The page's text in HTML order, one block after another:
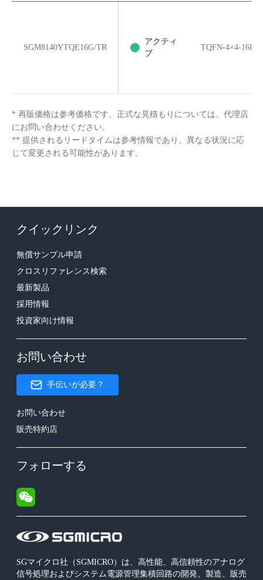
SGM8140YTQE16G/TR
アクティ
ブ
TQFN-4×4-16L
* 再販価格は参考価格です。正式な見積もりについては、代理店
にお問い合わせください。
** 提供されるリードタイムは参考情報であり、異なる状況に応
じて変更される可能性があります。
SGマイクロ社（SGMICRO）は、高性能、高信頼性のアナログ
信号処理およびシステム電源管理集積回路の開発、製造、販売
クイックリンク
無償サンプル申請
クロスリファレンス検索
最新製品
採用情報
投資家向け情報
お問い合わせ
手伝いが必要？
お問い合わせ
販売特約店
フォローする